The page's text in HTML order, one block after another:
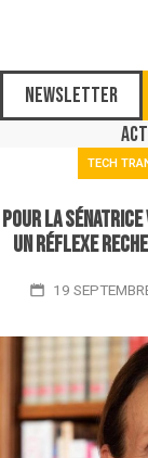
Newsletter
TECH
Pour la sénatrice
un réflexe
19